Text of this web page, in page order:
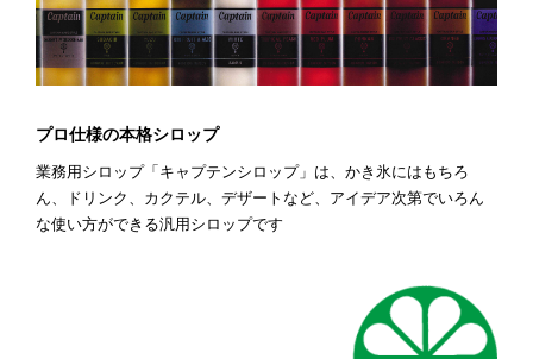
プロ仕様の本格シロップ
業務用シロップ「キャプテンシロップ」は、かき氷にはもちろ
ん、ドリンク、カクテル、デザートなど、アイデア次第でいろん
な使い方ができる汎用シロップです